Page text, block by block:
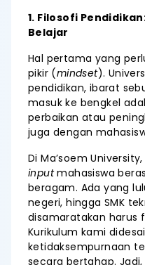
1. Filosofi
Belajar
Hal pertama yang
pikir (mindset).
pendidikan, ibarat
masuk ke bengkel
perbaikan atau
juga dengan
Di Ma’soem
inputmahasiswa
beragam. Ada yang
negeri, hingga SMK
disamaratakan harus
Kurikulum kami
ketidaksempurnaan
secara bertahap.